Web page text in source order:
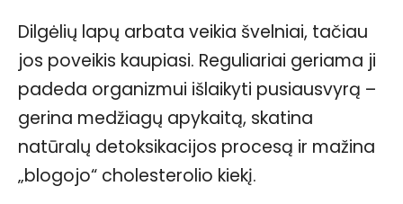
Dilgėlių lapų arbata veikia švelniai, tačiau
jos poveikis kaupiasi. Reguliariai geriama ji
padeda organizmui išlaikyti pusiausvyrą –
gerina medžiagų apykaitą, skatina
natūralų detoksikacijos procesą ir mažina
„blogojo“ cholesterolio kiekį.